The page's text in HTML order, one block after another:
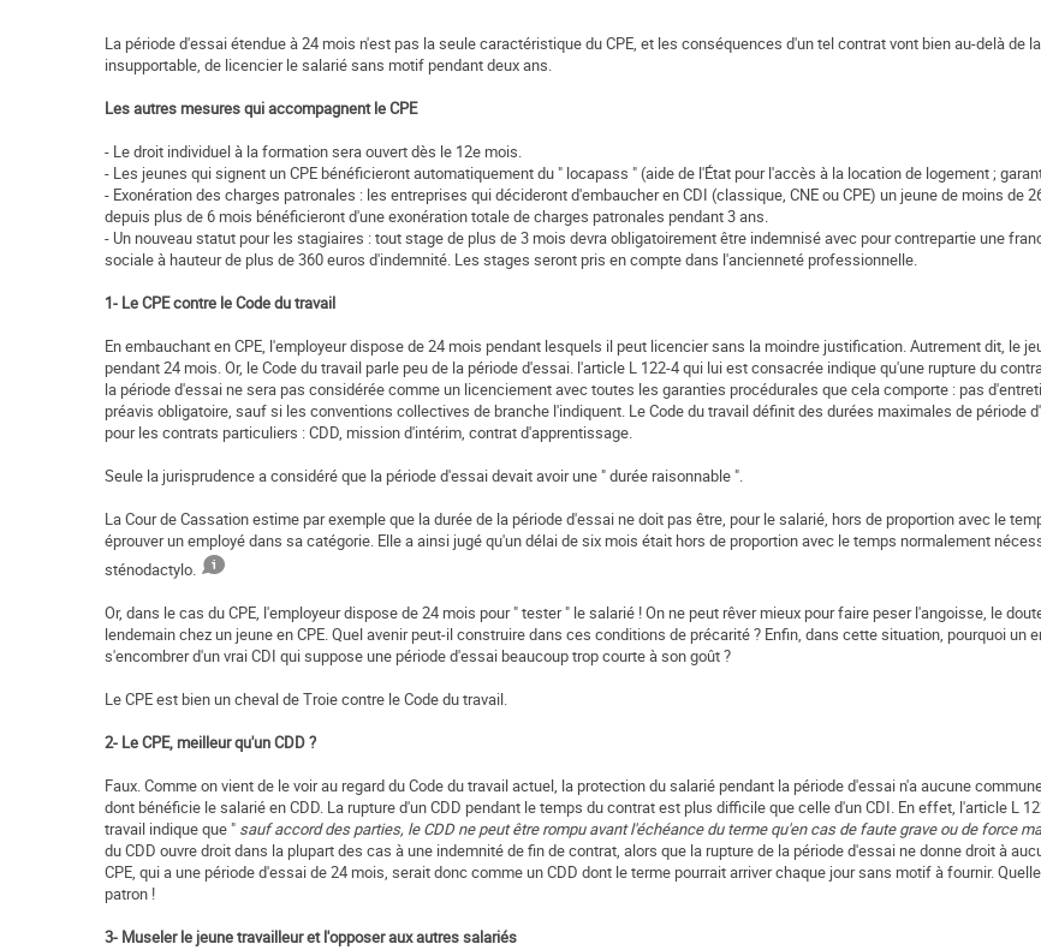
La période d'essai étendue à 24 mois n'est pas la seule caractéristique du CPE, et les conséquences d'un tel contrat vont bien au-delà de
insupportable, de licencier le salarié sans motif pendant deux ans.
Les autres mesures qui accompagnent le CPE
- Le droit individuel à la formation sera ouvert dès le 12e mois.
- Les jeunes qui signent un CPE bénéficieront automatiquement du " locapass " (aide de l'État pour l'accès à la location de logement ;
- Exonération des charges patronales : les entreprises qui décideront d'embaucher en CDI (classique, CNE ou CPE) un jeune de moins de
depuis plus de 6 mois bénéficieront d'une exonération totale de charges patronales pendant 3 ans.
- Un nouveau statut pour les stagiaires : tout stage de plus de 3 mois devra obligatoirement être indemnisé avec pour contrepartie une
sociale à hauteur de plus de 360 euros d'indemnité. Les stages seront pris en compte dans l'ancienneté professionnelle.
1- Le CPE contre le Code du travail
En embauchant en CPE, l'employeur dispose de 24 mois pendant lesquels il peut licencier sans la moindre justification. Autrement dit, le
pendant 24 mois. Or, le Code du travail parle peu de la période d'essai. l'article L 122-4 qui lui est consacrée indique qu'une rupture du
la période d'essai ne sera pas considérée comme un licenciement avec toutes les garanties procédurales que cela comporte : pas
préavis obligatoire, sauf si les conventions collectives de branche l'indiquent. Le Code du travail définit des durées maximales de période
pour les contrats particuliers : CDD, mission d'intérim, contrat d'apprentissage.
Seule la jurisprudence a considéré que la période d'essai devait avoir une " durée raisonnable ".
La Cour de Cassation estime par exemple que la durée de la période d'essai ne doit pas être, pour le salarié, hors de proportion avec le
éprouver un employé dans sa catégorie. Elle a ainsi jugé qu'un délai de six mois était hors de proportion avec le temps normalement
sténodactylo.
Or, dans le cas du CPE, l'employeur dispose de 24 mois pour " tester " le salarié ! On ne peut rêver mieux pour faire peser l'angoisse, le
lendemain chez un jeune en CPE. Quel avenir peut-il construire dans ces conditions de précarité ? Enfin, dans cette situation, pourquoi un
s'encombrer d'un vrai CDI qui suppose une période d'essai beaucoup trop courte à son goût ?
Le CPE est bien un cheval de Troie contre le Code du travail.
2- Le CPE, meilleur qu'un CDD ?
Faux. Comme on vient de le voir au regard du Code du travail actuel, la protection du salarié pendant la période d'essai n'a aucune
dont bénéficie le salarié en CDD. La rupture d'un CDD pendant le temps du contrat est plus difficile que celle d'un CDI. En effet, l'article L
travail indique que " sauf accord des parties, le CDD ne peut être rompu avant l'échéance du terme qu'en cas de faute grave ou de force
du CDD ouvre droit dans la plupart des cas à une indemnité de fin de contrat, alors que la rupture de la période d'essai ne donne droit à
CPE, qui a une période d'essai de 24 mois, serait donc comme un CDD dont le terme pourrait arriver chaque jour sans motif à fournir.
patron !
3- Museler le jeune travailleur et l'opposer aux autres salariés